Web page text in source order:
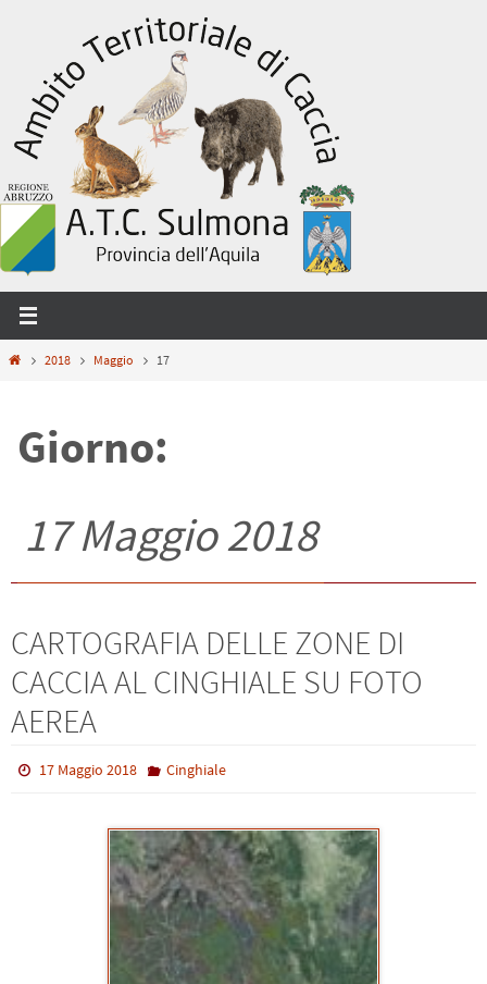
contenuto
Home2018 Maggio 17
Giorno:
17 Maggio 2018
CARTOGRAFIA DELLE ZONE DI
CACCIA AL CINGHIALE SU FOTO
AEREA
17 Maggio 2018 Cinghiale